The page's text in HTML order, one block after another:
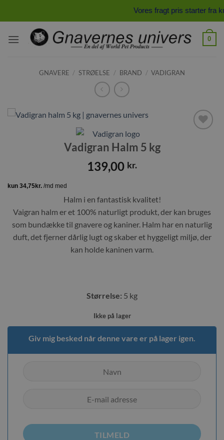
Vores fragt pris starter fra
0
GNAVERE / STRØELSE / BRAND / VADIGRAN
Vadigran Halm 5 kg
139,00 kr.
Halm i en fantastisk kvalitet!
Vaigran halm er et 100% naturligt produkt, der kan bruges
som bundække til gnavere og kaniner. Halm har en naturlig
duft, det fjerner dårlig lugt og skaber et hyggeligt miljø, der
kan holde kaninen varm.
Størrelse: 5 kg
Ikke på lager
Giv mig besked når denne vare er på lager igen.
TILMELD